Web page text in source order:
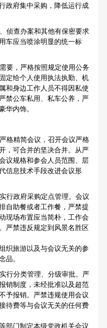
政府集中采购，降低运行成
侦查办案和其他有保密要求
车应当喷涂明显的统一标
要，严格按照规定使用公务
定给个人使用执法执勤、机
和身边工作人员不得因私使
禁公车私用、私车公养，严
华内饰。
格精简会议，召开会议严格
，可合并的坚决合并。从严
议规格和参会人员范围、层
信息技术手段改进会议形
行政府采购定点管理。会议
自助餐或者工作餐，严禁提
现场布置应当简朴，工作会
严禁违反规定到风景名胜区
织旅游以及与会议无关的参
品。
行分类管理、分级审批。严
销制度，未经批准以及超范
予报销。严禁违规使用会议
待费等与会议无关的任何费
部门制定本级党政机关会议